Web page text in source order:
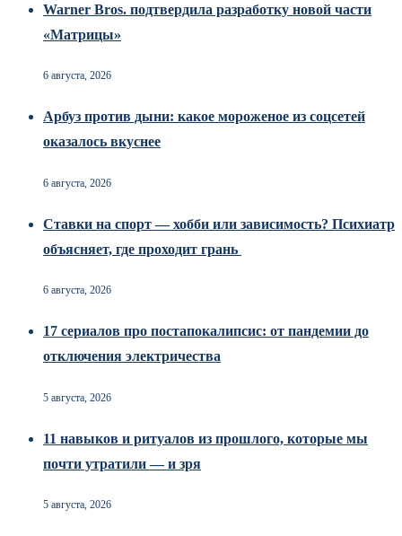
Warner Bros. подтвердила разработку новой части
«Матрицы»
6 августа, 2026
Арбуз против дыни: какое мороженое из соцсетей
оказалось вкуснее
6 августа, 2026
Ставки на спорт — хобби или зависимость? Психиатр
объясняет, где проходит грань
6 августа, 2026
17 сериалов про постапокалипсис: от пандемии до
отключения электричества
5 августа, 2026
11 навыков и ритуалов из прошлого, которые мы
почти утратили — и зря
5 августа, 2026